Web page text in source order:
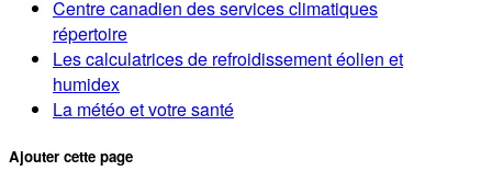
Centre canadien des services climatiques
répertoire
Les calculatrices de refroidissement éolien et
humidex
La météo et votre santé
Ajouter cette page